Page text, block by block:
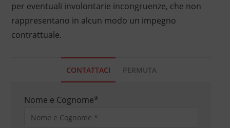
per eventuali involontarie incongruenze, che non
rappresentano in alcun modo un impegno
contrattuale.
CONTATTACI PERMUTA
Nome e Cognome*